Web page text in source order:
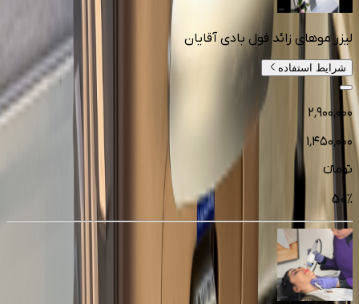
لیزر موهای زائد فول بادی آقایان
شرایط استفاده
۲٬۹۰۰٬۰۰۰
۱٬۴۵۰٬۰۰۰
تومانءء
50%